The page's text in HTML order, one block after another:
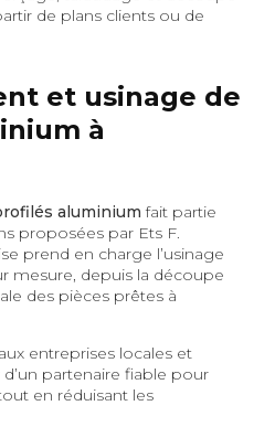
de plans clients ou de
et usinage de
à
aluminium fait partie
proposées par Ets F.
prend en charge l’usinage
mesure, depuis la découpe
des pièces prêtes à
entreprises locales et
partenaire fiable pour
en réduisant les